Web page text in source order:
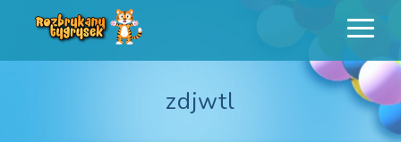
Rozbrykany
Tygrysek
Profesjonalne animacje urodzinowe dla dzieci
zdjwtl